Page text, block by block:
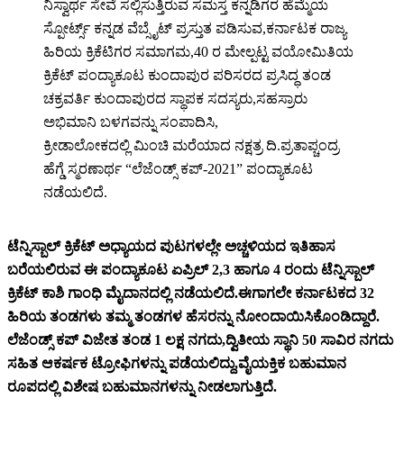
ನಿಸ್ವಾರ್ಥ ಸೇವೆ ಸಲ್ಲಿಸುತ್ತಿರುವ ಸಮಸ್ತ ಕನ್ನಡಿಗರ ಹೆಮ್ಮೆಯ
ಸ್ಪೋರ್ಟ್ಸ್ ಕನ್ನಡ ವೆಬ್ಸೈಟ್ ಪ್ರಸ್ತುತ ಪಡಿಸುವ,ಕರ್ನಾಟಕ ರಾಜ್ಯ
ಹಿರಿಯ ಕ್ರಿಕೆಟಿಗರ ಸಮಾಗಮ,40 ರ ಮೇಲ್ಪಟ್ಟ ವಯೋಮಿತಿಯ
ಕ್ರಿಕೆಟ್ ಪಂದ್ಯಾಕೂಟ ಕುಂದಾಪುರ ಪರಿಸರದ ಪ್ರಸಿದ್ಧ ತಂಡ
ಚಕ್ರವರ್ತಿ ಕುಂದಾಪುರದ ಸ್ಥಾಪಕ ಸದಸ್ಯರು,ಸಹಸ್ರಾರು
ಅಭಿಮಾನಿ ಬಳಗವನ್ನು ಸಂಪಾದಿಸಿ,
ಕ್ರೀಡಾಲೋಕದಲ್ಲಿ ಮಿಂಚಿ ಮರೆಯಾದ ನಕ್ಷತ್ರ ದಿ.ಪ್ರತಾಪ್ಚಂದ್ರ
ಹೆಗ್ಡೆ ಸ್ಮರಣಾರ್ಥ “ಲೆಜೆಂಡ್ಸ್ ಕಪ್-2021” ಪಂದ್ಯಾಕೂಟ
ನಡೆಯಲಿದೆ.
ಟೆನ್ನಿಸ್ಬಾಲ್ ಕ್ರಿಕೆಟ್ ಅಧ್ಯಾಯದ ಪುಟಗಳಲ್ಲೇ ಅಚ್ಚಳಿಯದ ಇತಿಹಾಸ
ಬರೆಯಲಿರುವ ಈ ಪಂದ್ಯಾಕೂಟ ಏಪ್ರಿಲ್ 2,3 ಹಾಗೂ 4 ರಂದು ಟೆನ್ನಿಸ್ಬಾಲ್
ಕ್ರಿಕೆಟ್ ಕಾಶಿ ಗಾಂಧಿ ಮೈದಾನದಲ್ಲಿ ನಡೆಯಲಿದೆ.ಈಗಾಗಲೇ ಕರ್ನಾಟಕದ 32
ಹಿರಿಯ ತಂಡಗಳು ತಮ್ಮ ತಂಡಗಳ ಹೆಸರನ್ನು ನೋಂದಾಯಿಸಿಕೊಂಡಿದ್ದಾರೆ.
ಲೆಜೆಂಡ್ಸ್ ಕಪ್ ವಿಜೇತ ತಂಡ 1 ಲಕ್ಷ ನಗದು,ದ್ವಿತೀಯ ಸ್ಥಾನಿ 50 ಸಾವಿರ ನಗದು
ಸಹಿತ ಆಕರ್ಷಕ ಟ್ರೋಫಿಗಳನ್ನು ಪಡೆಯಲಿದ್ದು,ವೈಯಕ್ತಿಕ ಬಹುಮಾನ
ರೂಪದಲ್ಲಿ ವಿಶೇಷ ಬಹುಮಾನಗಳನ್ನು ನೀಡಲಾಗುತ್ತಿದೆ.